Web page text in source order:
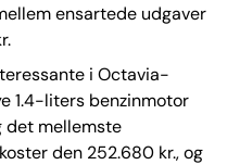
ensartede udgaver
i Octavia-
1.4-liters benzinmotor
det mellemste
den 252.680 kr., og